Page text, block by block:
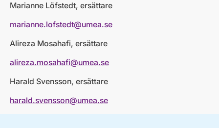
Marianne Löfstedt, ersättare
marianne.lofstedt@umea.se
Alireza Mosahafi, ersättare
alireza.mosahafi@umea.se
Harald Svensson, ersättare
harald.svensson@umea.se